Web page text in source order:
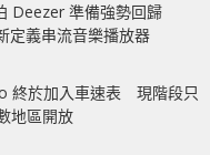
Deezer 準備強勢回歸
定義串流音樂播放器
終於加入車速表 現階段只
地區開放